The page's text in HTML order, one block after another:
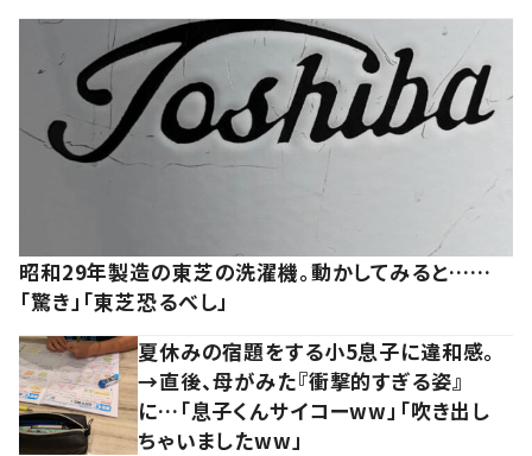
昭和29年製造の東芝の洗濯機。動かしてみると……
「驚き」「東芝恐るべし」
夏休みの宿題をする小5息子に違和感。
→直後、母がみた『衝撃的すぎる姿』
に…「息子くんサイコーww」「吹き出し
ちゃいましたww」